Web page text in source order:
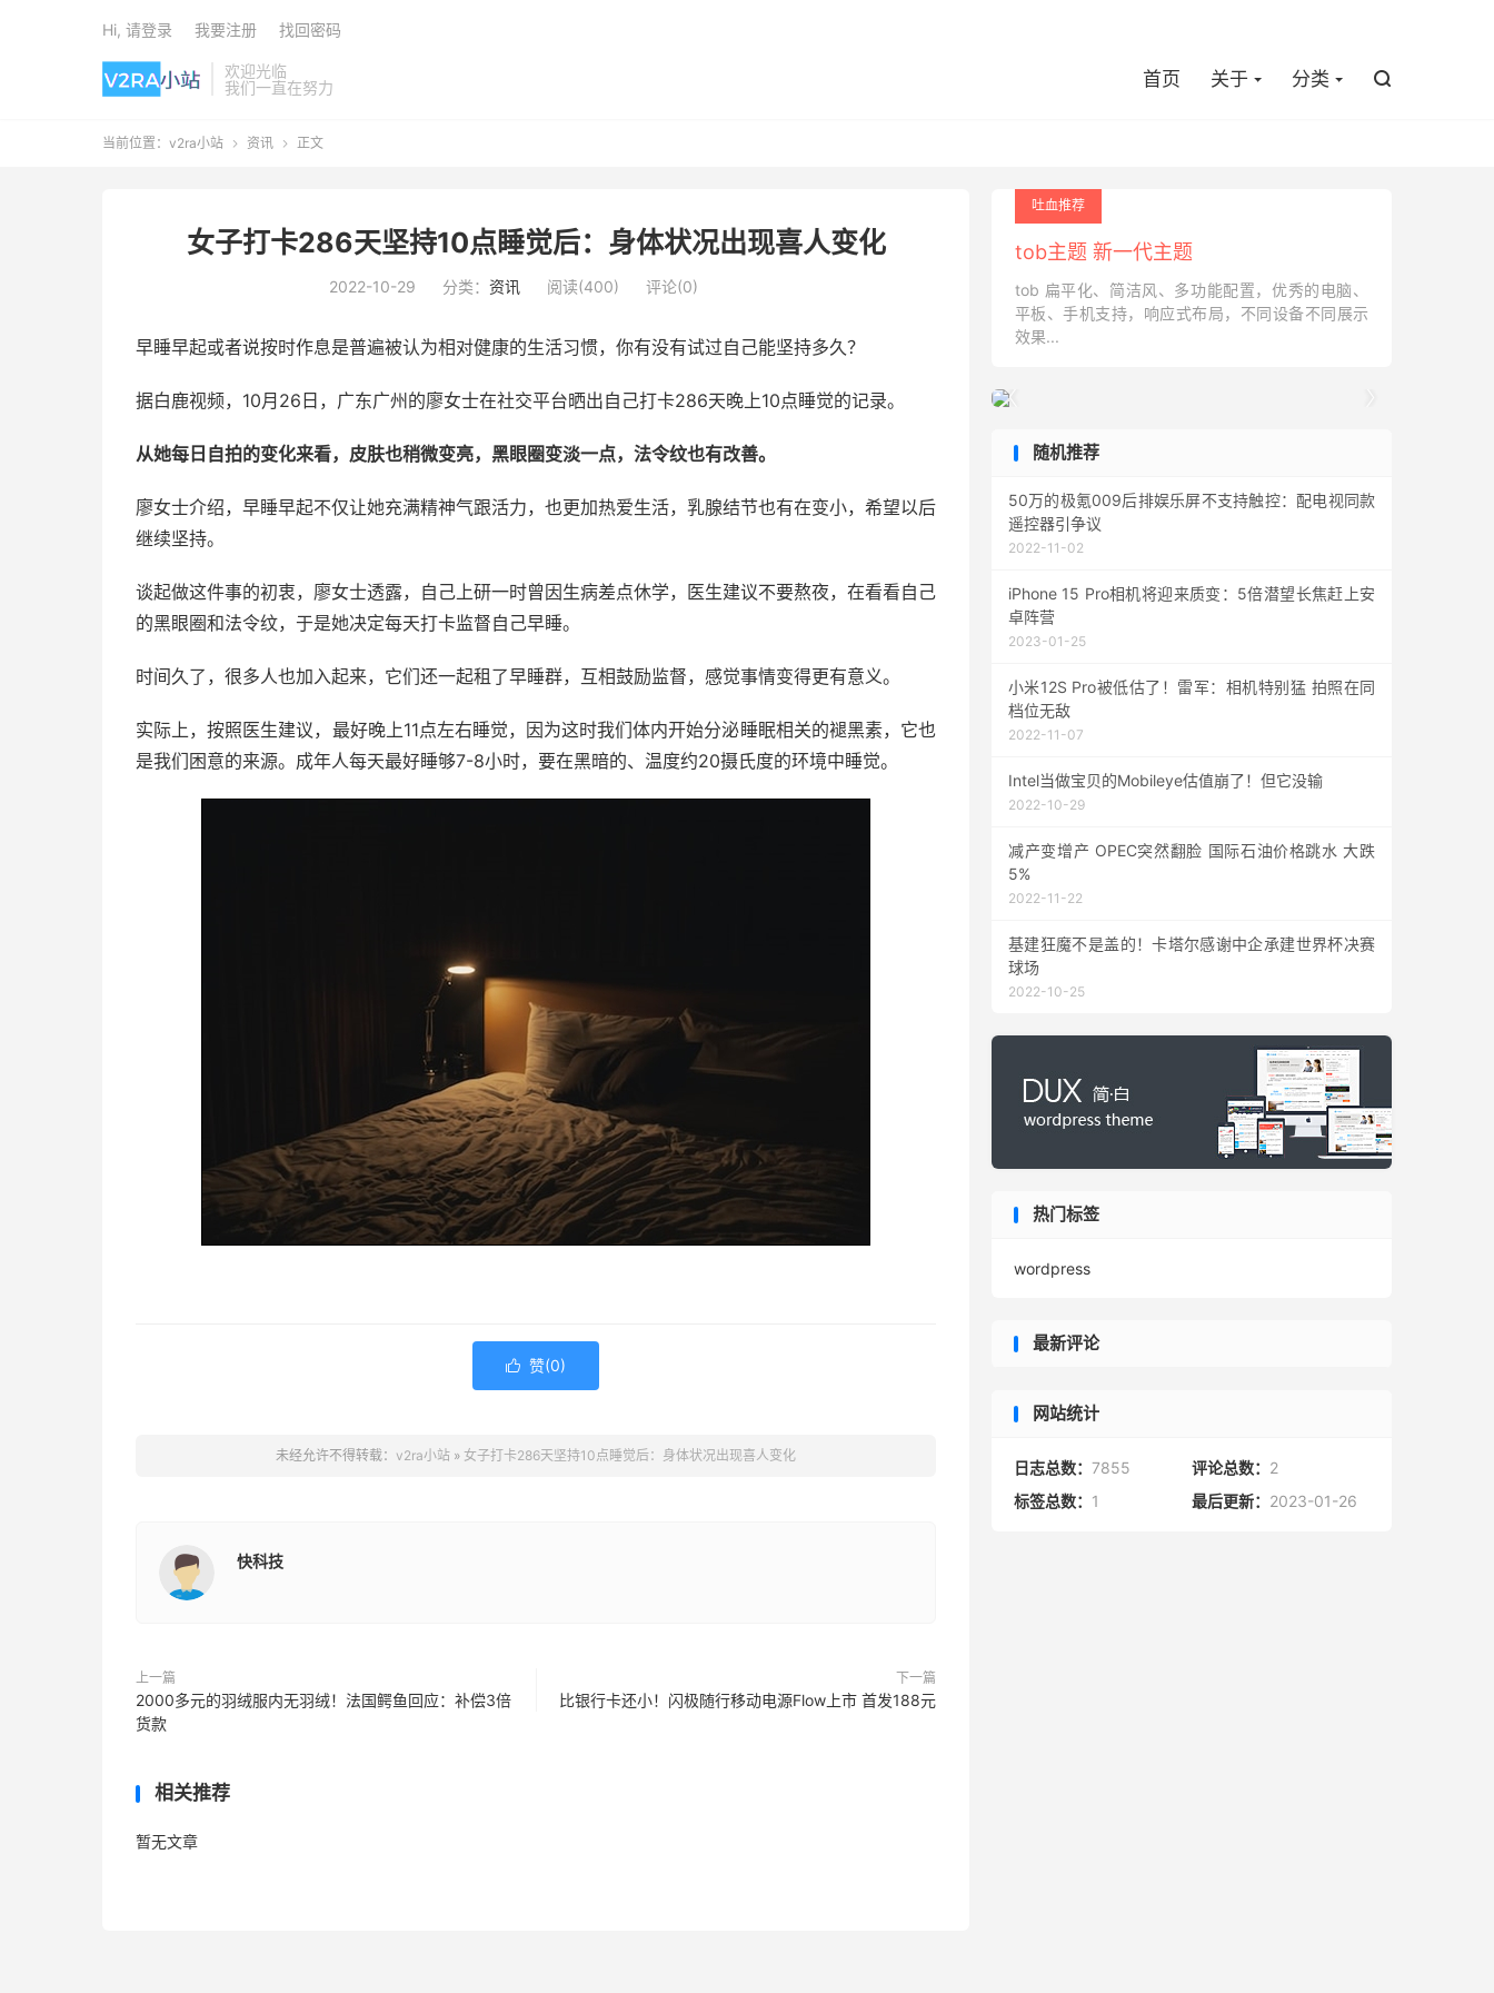
欢迎光临
我们一直在努力
首页 关于 分类 
Hi, 请登录 我要注册 找回密码
当前位置： v2ra小站  资讯  正文
女子打卡286天坚持10点睡觉后：身体状况出现喜人变化
2022-10-29 分类： 资讯 阅读(400) 评论(0)
早睡早起或者说按时作息是普遍被认为相对健康的生活习惯，你有没有试过自己能坚持多久？
据白鹿视频，10月26日，广东广州的廖女士在社交平台晒出自己打卡286天晚上10点睡觉的记录。
从她每日自拍的变化来看，皮肤也稍微变亮，黑眼圈变淡一点，法令纹也有改善。
廖女士介绍，早睡早起不仅让她充满精神气跟活力，也更加热爱生活，乳腺结节也有在变小，希望以后
继续坚持。
谈起做这件事的初衷，廖女士透露，自己上研一时曾因生病差点休学，医生建议不要熬夜，在看看自己
的黑眼圈和法令纹，于是她决定每天打卡监督自己早睡。
时间久了，很多人也加入起来，它们还一起租了早睡群，互相鼓励监督，感觉事情变得更有意义。
实际上，按照医生建议，最好晚上11点左右睡觉，因为这时我们体内开始分泌睡眠相关的褪黑素，它也
是我们困意的来源。成年人每天最好睡够7-8小时，要在黑暗的、温度约20摄氏度的环境中睡觉。
 赞(0)
未经允许不得转载： v2ra小站 » 女子打卡286天坚持10点睡觉后：身体状况出现喜人变化
快科技
上一篇
2000多元的羽绒服内无羽绒！法国鳄鱼回应：补偿3倍
货款
下一篇
比银行卡还小！闪极随行移动电源Flow上市 首发188元
相关推荐
暂无文章
吐血推荐
tob主题 新一代主题
tob 扁平化、简洁风、多功能配置，优秀的电脑、
平板、手机支持，响应式布局，不同设备不同展示
效果...

随机推荐
50万的极氪009后排娱乐屏不支持触控：配电视同款
遥控器引争议
2022-11-02
iPhone 15 Pro相机将迎来质变：5倍潜望长焦赶上安
卓阵营
2023-01-25
小米12S Pro被低估了！雷军：相机特别猛 拍照在同
档位无敌
2022-11-07
Intel当做宝贝的Mobileye估值崩了！但它没输
2022-10-29
减产变增产 OPEC突然翻脸 国际石油价格跳水 大跌
5%
2022-11-22
基建狂魔不是盖的！卡塔尔感谢中企承建世界杯决赛
球场
2022-10-25
热门标签
wordpress
最新评论
网站统计
日志总数： 7855 评论总数： 2
标签总数： 1 最后更新： 2023-01-26